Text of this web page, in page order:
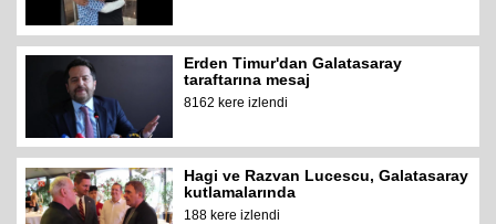
Erden Timur'dan Galatasaray
taraftarına mesaj
8162 kere izlendi
Hagi ve Razvan Lucescu, Galatasaray
kutlamalarında
188 kere izlendi